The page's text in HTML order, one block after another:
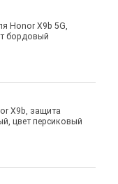
Honor X9b 5G,
бордовый
X9b, защита
цвет персиковый